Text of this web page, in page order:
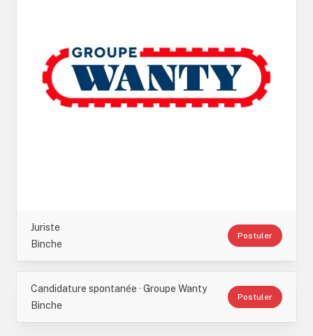
Juriste
Binche
Postuler
Candidature spontanée · Groupe Wanty
Binche
Postuler